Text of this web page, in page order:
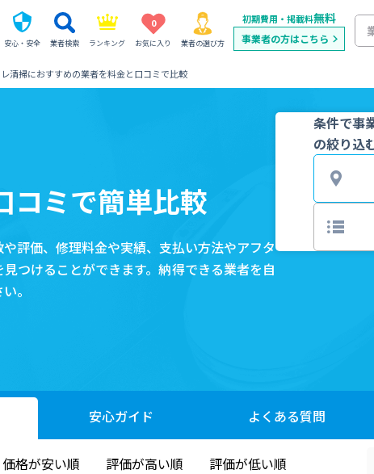
安心・安全 業者検索 ランキング
0
お気に入り 業者の選び方
初期費用・掲載料無料
事業者の方はこちら
清掃におすすめの業者を料金と口コミで比較
コミで簡単比較
評価、修理料金や実績、支払い方法やアフタ
つけることができます。納得できる業者を自
。
条件で事
の絞り込
安心ガイド よくある質問
価格が安い順 評価が高い順 評価が低い順